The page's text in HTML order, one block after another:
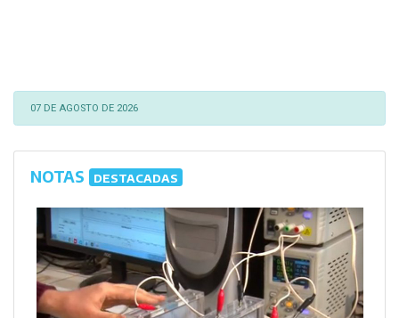
07 DE AGOSTO DE 2026
NOTAS DESTACADAS